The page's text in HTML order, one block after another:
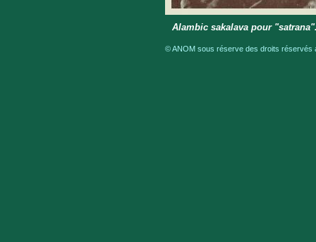
Alambic sakalava pour
© ANOM sous réserve des droits réservés